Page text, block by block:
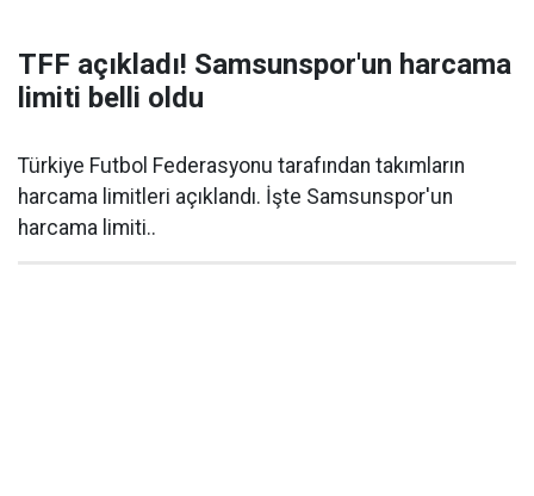
TFF açıkladı! Samsunspor'un harcama
limiti belli oldu
Türkiye Futbol Federasyonu tarafından takımların
harcama limitleri açıklandı. İşte Samsunspor'un
harcama limiti..